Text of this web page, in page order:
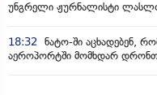
უნგრელი ჟურნალისტი ლასლო
18:32 ნატო-ში აცხადებენ,
აეროპორტში მომხდარ